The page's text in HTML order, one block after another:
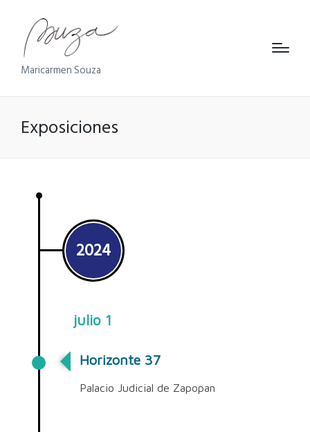
Maricarmen Souza
Exposiciones
2024
julio 1
Horizonte 37
Palacio Judicial de Zapopan